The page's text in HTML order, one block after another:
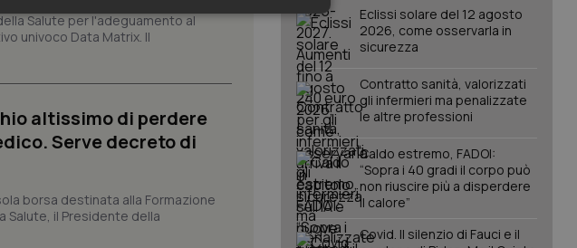
Salute per l'adeguamento al
univoco Data Matrix. Il
altissimo di perdere
Serve decreto di
borsa destinata alla Formazione
Salute, il Presidente della
Eclissi solare del 12 agosto
2026, come osservarla in
sicurezza
Contratto sanità, valorizzati
gli infermieri ma penalizzate
le altre professioni
Caldo estremo, FADOI:
“Sopra i 40 gradi il corpo può
non riuscire più a disperdere
il calore”
Covid. Il silenzio di Fauci e il
Marketing
Marketing
funzionalità di base quali la navigazione sulle pagine
Descrizione